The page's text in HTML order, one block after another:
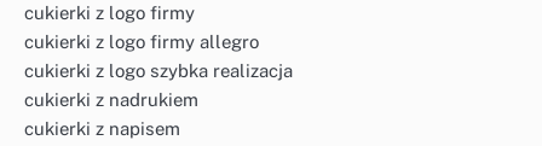
cukierki z logo firmy
cukierki z logo firmy allegro
cukierki z logo szybka realizacja
cukierki z nadrukiem
cukierki z napisem